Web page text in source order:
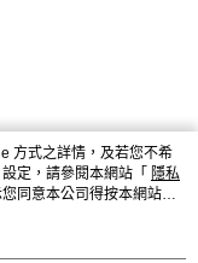
方式之詳情，及若您不希
定，請參閱本網站「 隱私
同意本公司得按本網站使